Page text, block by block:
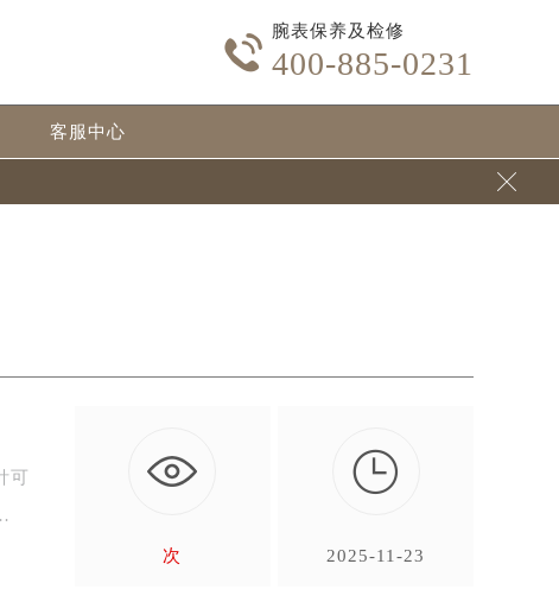

腕表保养及检修
400-885-0231
客服中心

可
次

2025-11-23